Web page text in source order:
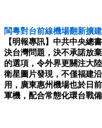
閩粵對台前線機場翻新擴建
【明報專訊】中共中央總
決台灣問題，決不承諾放
的選項，令外界更關注大
衛星圖片發現，不僅福建
用，廣東惠州機場也於日
軍機，配合常態化環台戰